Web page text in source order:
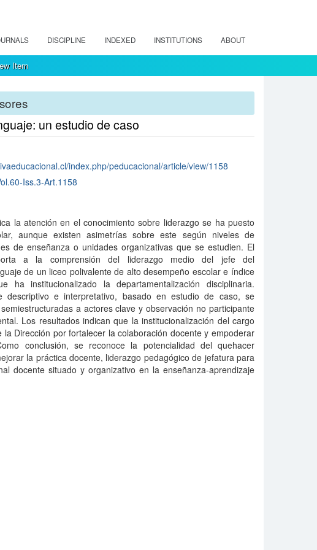
DISCIPLINE INDEXED INSTITUTIONS ABOUT
Item
un estudio de caso
index.php/peducacional/article/view/1158
Iss.3-Art.1158
la atención en el conocimiento sobre liderazgo se ha puesto
aunque existen asimetrías sobre este según niveles de
de enseñanza o unidades organizativas que se estudien. El
a la comprensión del liderazgo medio del jefe del
de un liceo polivalente de alto desempeño escolar e índice
ha institucionalizado la departamentalización disciplinaria.
descriptivo e interpretativo, basado en estudio de caso, se
a actores clave y observación no participante
Los resultados indican que la institucionalización del cargo
la Dirección por fortalecer la colaboración docente y empoderar
conclusión, se reconoce la potencialidad del quehacer
la práctica docente, liderazgo pedagógico de jefatura para
docente situado y organizativo en la enseñanza-aprendizaje